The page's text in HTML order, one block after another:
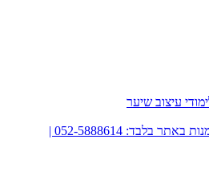
לשירות לקוחות לגבי הזמנות באתר בלבד: 052-5888614 |